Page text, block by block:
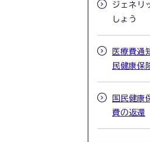
ジェネリ
しょう
医療費通
民健康保
国民健康
費の返還